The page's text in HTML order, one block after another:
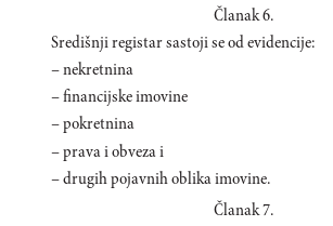
Članak 6.
Središnji registar sastoji se od evidencije:
– nekretnina
– financijske imovine
– pokretnina
– prava i obveza i
– drugih pojavnih oblika imovine.
Članak 7.